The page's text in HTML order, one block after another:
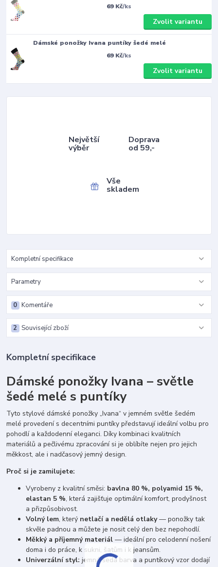
69 Kč/ks
Zvolit variantu
Dámské ponožky Ivana puntíky šedé melé
69 Kč/ks
Zvolit variantu
Největší
výběr
Doprava
od 59,-
Vše
skladem
Kompletní specifikace
Parametry
Komentáře
0
Související zboží
2
Kompletní specifikace
Dámské ponožky Ivana – světle
šedé melé s puntíky
Tyto stylové dámské ponožky „Ivana“ v jemném světle šedém
melé provedení s decentními puntíky představují ideální volbu pro
pohodlí a každodenní eleganci. Díky kombinaci kvalitních
materiálů a pečlivému zpracování si je oblíbíte nejen pro jejich
měkkost, ale i nadčasový jemný design.
Proč si je zamilujete:
Vyrobeny z kvalitní směsi: bavlna 80 %, polyamid 15 %,
elastan 5 %, která zajišťuje optimální komfort, prodyšnost
a přizpůsobivost.
Volný lem, který netlačí a nedělá otlaky— ponožky tak
skvěle padnou a můžete je nosit celý den bez nepohodlí.
Měkký a příjemný materiál — ideální pro celodenní nošení
doma i do práce, k sukni, šatům i k jeansům.
Univerzální styl: jemná šedá barva a puntíkový vzor dodají